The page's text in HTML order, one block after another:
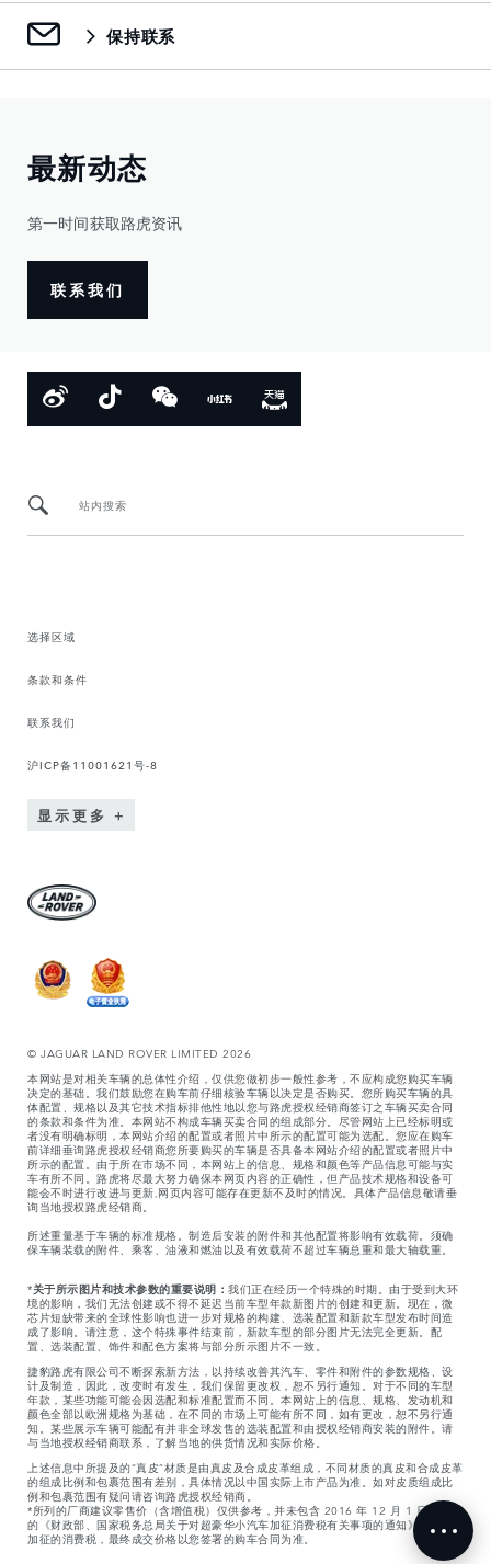
保持联系
最新动态
第一时间获取路虎资讯
联系我们
站内搜索
选择区域
条款和条件
联系我们
沪ICP备11001621号-8
显示更多
© JAGUAR LAND ROVER LIMITED 2026
本网站是对相关车辆的总体性介绍，仅供您做初步一般性参考，不应构成您购买车辆
决定的基础。我们鼓励您在购车前仔细核验车辆以决定是否购买。您所购买车辆的具
体配置、规格以及其它技术指标排他性地以您与路虎授权经销商签订之车辆买卖合同
的条款和条件为准。本网站不构成车辆买卖合同的组成部分。尽管网站上已经标明或
者没有明确标明，本网站介绍的配置或者照片中所示的配置可能为选配。您应在购车
前详细垂询路虎授权经销商您所要购买的车辆是否具备本网站介绍的配置或者照片中
所示的配置。由于所在市场不同，本网站上的信息、规格和颜色等产品信息可能与实
车有所不同。路虎将尽最大努力确保本网页内容的正确性，但产品技术规格和设备可
能会不时进行改进与更新,网页内容可能存在更新不及时的情况。具体产品信息敬请垂
询当地授权路虎经销商。
所述重量基于车辆的标准规格。制造后安装的附件和其他配置将影响有效载荷。须确
保车辆装载的附件、乘客、油液和燃油以及有效载荷不超过车辆总重和最大轴载重。
*关于所示图片和技术参数的重要说明： 我们正在经历一个特殊的时期。由于受到大环
境的影响，我们无法创建或不得不延迟当前车型年款新图片的创建和更新。现在，微
芯片短缺带来的全球性影响也进一步对规格的构建、选装配置和新款车型发布时间造
成了影响。请注意，这个特殊事件结束前，新款车型的部分图片无法完全更新。配
置、选装配置、饰件和配色方案将与部分所示图片不一致。
捷豹路虎有限公司不断探索新方法，以持续改善其汽车、零件和附件的参数规格、设
计及制造，因此，改变时有发生，我们保留更改权，恕不另行通知。对于不同的车型
年款，某些功能可能会因选配和标准配置而不同。本网站上的信息、规格、发动机和
颜色全部以欧洲规格为基础，在不同的市场上可能有所不同，如有更改，恕不另行通
知。某些展示车辆可能配有并非全球发售的选装配置和由授权经销商安装的附件。请
与当地授权经销商联系，了解当地的供货情况和实际价格。
上述信息中所提及的“真皮”材质是由真皮及合成皮革组成，不同材质的真皮和合成皮革
的组成比例和包裹范围有差别，具体情况以中国实际上市产品为准。如对皮质组成比
例和包裹范围有疑问请咨询路虎授权经销商。
*所列的厂商建议零售价（含增值税）仅供参考，并未包含 2016 年 12 月 1 日起生效
的《财政部、国家税务总局关于对超豪华小汽车加征消费税有关事项的通知》所要求
加征的消费税，最终成交价格以您签署的购车合同为准。